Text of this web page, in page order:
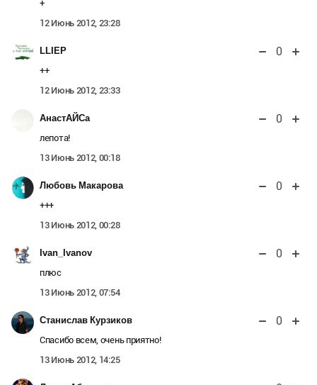
+
12 Июнь 2012, 23:28
LLIEP 0
++
12 Июнь 2012, 23:33
АнастАЙСа 0
лепота!
13 Июнь 2012, 00:18
Любовь Макарова 0
+++
13 Июнь 2012, 00:28
Ivan_Ivanov 0
плюс
13 Июнь 2012, 07:54
Станислав Курзиков 0
Спасибо всем, очень приятно!
13 Июнь 2012, 14:25